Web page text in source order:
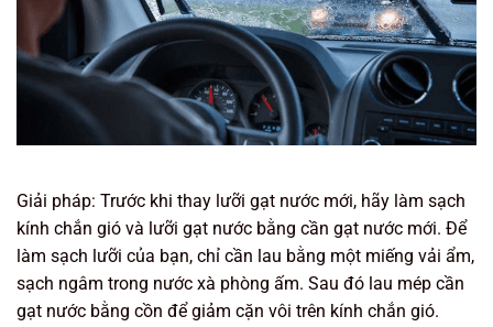
Giải pháp: Trước khi thay lưỡi gạt nước mới, hãy làm sạch
kính chắn gió và lưỡi gạt nước bằng cần gạt nước mới. Để
làm sạch lưỡi của bạn, chỉ cần lau bằng một miếng vải ẩm,
sạch ngâm trong nước xà phòng ấm. Sau đó lau mép cần
gạt nước bằng cồn để giảm cặn vôi trên kính chắn gió.